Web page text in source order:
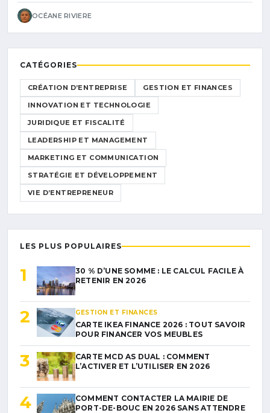
OCÉANE RIVIERE
CATÉGORIES
CRÉATION D’ENTREPRISE GESTION ET FINANCES
INNOVATION ET TECHNOLOGIE
JURIDIQUE ET FISCALITÉ
LEADERSHIP ET MANAGEMENT
MARKETING ET COMMUNICATION
STRATÉGIE ET DÉVELOPPEMENT
VIE D’ENTREPRENEUR
LES PLUS POPULAIRES
1
30 % D’UNE SOMME : LE CALCUL FACILE À
RETENIR EN 2026
2 GESTION ET FINANCES
CARTE IKEA FINANCE 2026 : TOUT SAVOIR
POUR FINANCER VOS MEUBLES
3
CARTE MCD AS DUAL : COMMENT
L’ACTIVER ET L’UTILISER EN 2026
4
COMMENT CONTACTER LA MAIRIE DE
PORT-DE-BOUC EN 2026 SANS ATTENDRE